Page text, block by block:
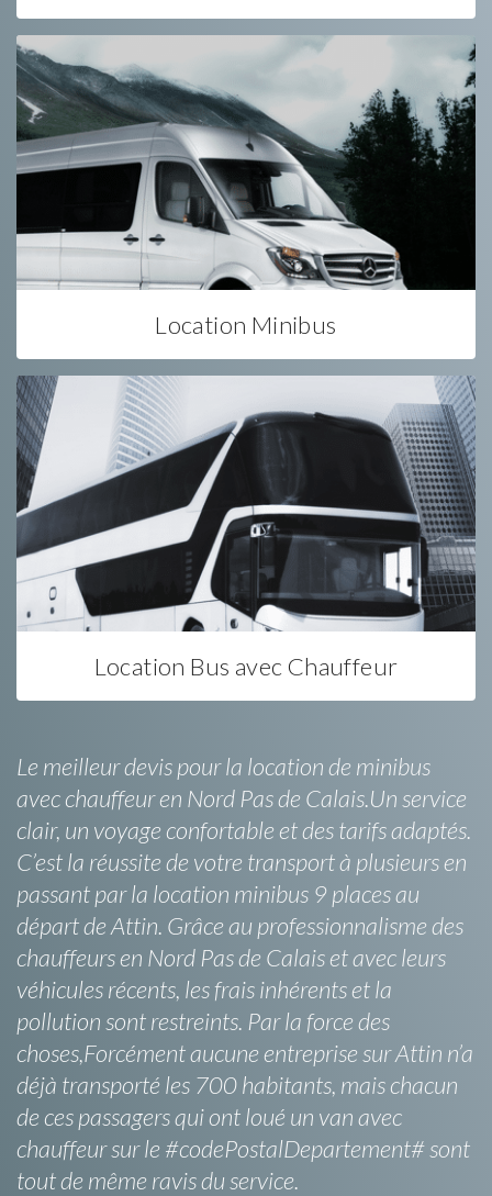
Location Minibus
Location Bus avec Chauffeur
Le meilleur devis pour la location de minibus
avec chauffeur en Nord Pas de Calais.Un service
clair, un voyage confortable et des tarifs adaptés.
C’est la réussite de votre transport à plusieurs en
passant par la location minibus 9 places au
départ de Attin. Grâce au professionnalisme des
chauffeurs en Nord Pas de Calais et avec leurs
véhicules récents, les frais inhérents et la
pollution sont restreints. Par la force des
choses,Forcément aucune entreprise sur Attin n’a
déjà transporté les 700 habitants, mais chacun
de ces passagers qui ont loué un van avec
chauffeur sur le #codePostalDepartement# sont
tout de même ravis du service.